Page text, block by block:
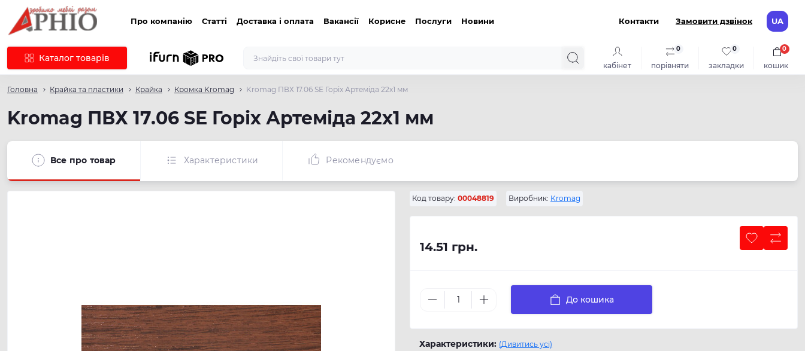
Про компанію Статті Доставка і оплата Вакансії Корисне Послуги Новини Контакти Замовити дзвінок UA
Каталог товарів
кабінет порівняти
0
закладки
0
кошик
0
Головна Крайка та пластики Крайка Кромка Kromag Kromag ПВХ 17.06 SЕ Горіх Артеміда 22х1 мм
Kromag ПВХ 17.06 SЕ Горіх Артеміда 22х1 мм
Все про товар Характеристики Рекомендуємо
Код товару: 00048819 Виробник: Kromag
14.51 грн.
До кошика
Характеристики: (Дивитись усі)